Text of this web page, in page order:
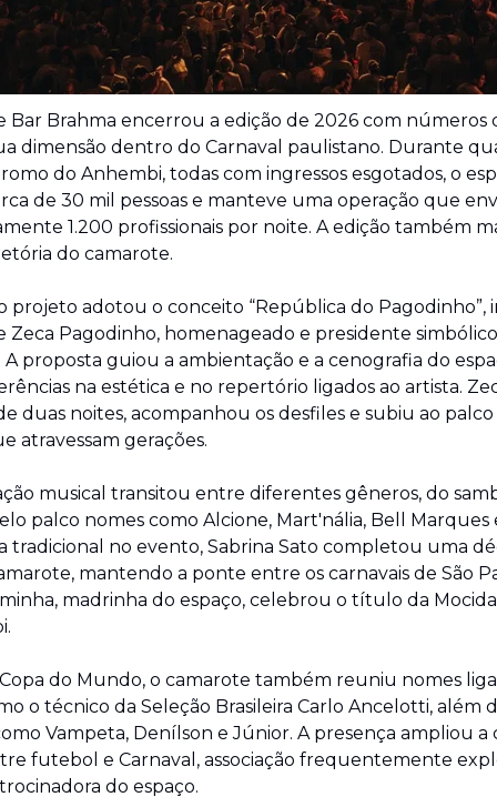
Bar Brahma encerrou a edição de 2026 com números
dimensão dentro do Carnaval paulistano. Durante
do Anhembi, todas com ingressos esgotados, o
de 30 mil pessoas e manteve uma operação que
1.200 profissionais por noite. A edição também
do camarote.
projeto adotou o conceito “República do Pagodinho”,
Zeca Pagodinho, homenageado e presidente
proposta guiou a ambientação e a cenografia do
na estética e no repertório ligados ao artista.
duas noites, acompanhou os desfiles e subiu ao
atravessam gerações.
musical transitou entre diferentes gêneros, do
palco nomes como Alcione, Mart'nália, Bell Marques
tradicional no evento, Sabrina Sato completou uma
mantendo a ponte entre os carnavais de São
madrinha do espaço, celebrou o título da
do Mundo, o camarote também reuniu nomes
o técnico da Seleção Brasileira Carlo Ancelotti, além
Vampeta, Denílson e Júnior. A presença ampliou a
futebol e Carnaval, associação frequentemente
do espaço.